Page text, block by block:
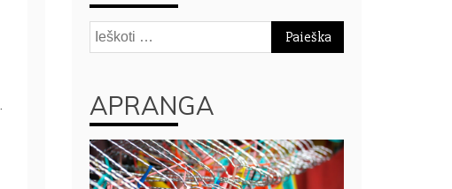
Ieškoti:
APRANGA